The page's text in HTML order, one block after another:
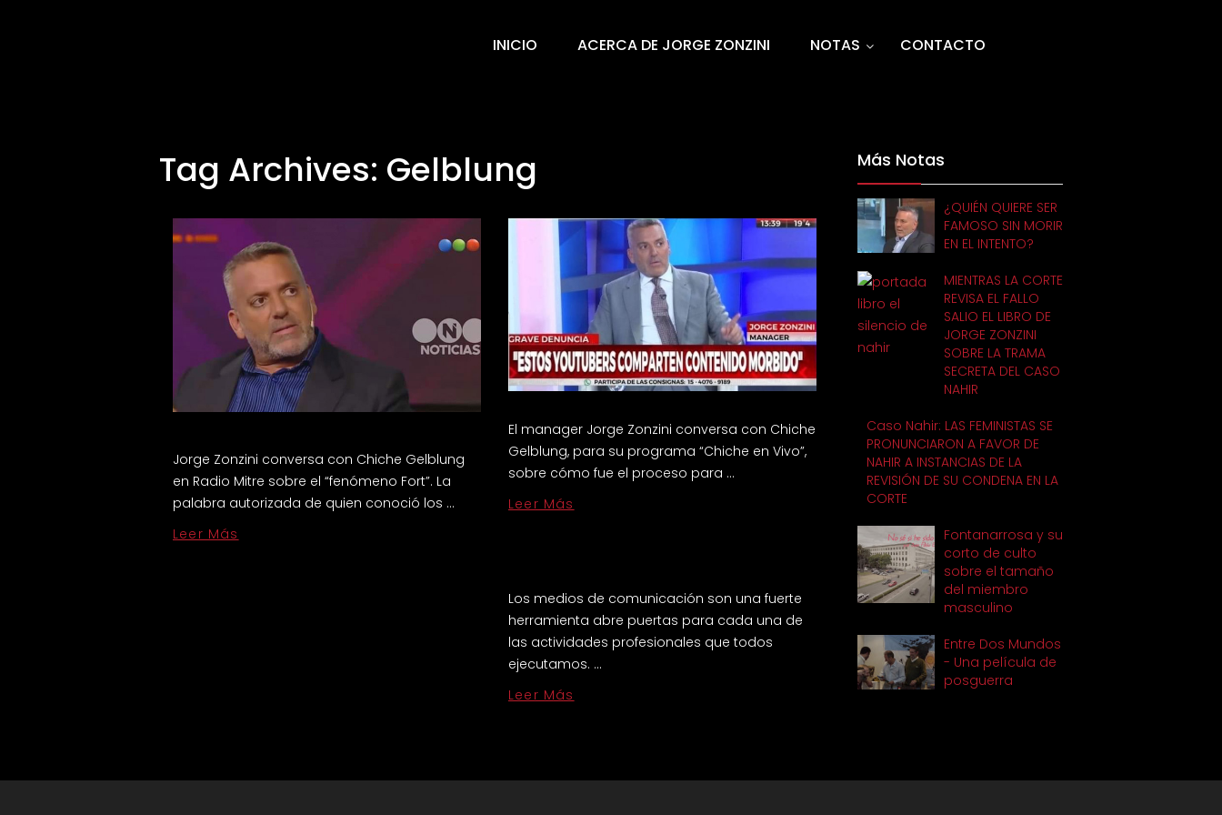
INICIO ACERCA DE JORGE ZONZINI NOTAS CONTACTO
Tag Archives: Gelblung
Jorge Zonzini conversa con Chiche Gelblung
en Radio Mitre sobre el “fenómeno Fort”. La
palabra autorizada de quien conoció los …
Leer Más
El manager Jorge Zonzini conversa con Chiche
Gelblung, para su programa “Chiche en Vivo”,
sobre cómo fue el proceso para …
Leer Más
Los medios de comunicación son una fuerte
herramienta abre puertas para cada una de
las actividades profesionales que todos
ejecutamos. …
Leer Más
Más Notas
¿QUIÉN QUIERE SER
FAMOSO SIN MORIR
EN EL INTENTO?
MIENTRAS LA CORTE
REVISA EL FALLO
SALIO EL LIBRO DE
JORGE ZONZINI
SOBRE LA TRAMA
SECRETA DEL CASO
NAHIR
Caso Nahir: LAS FEMINISTAS SE
PRONUNCIARON A FAVOR DE
NAHIR A INSTANCIAS DE LA
REVISIÓN DE SU CONDENA EN LA
CORTE
Fontanarrosa y su
corto de culto
sobre el tamaño
del miembro
masculino
Entre Dos Mundos
- Una película de
posguerra